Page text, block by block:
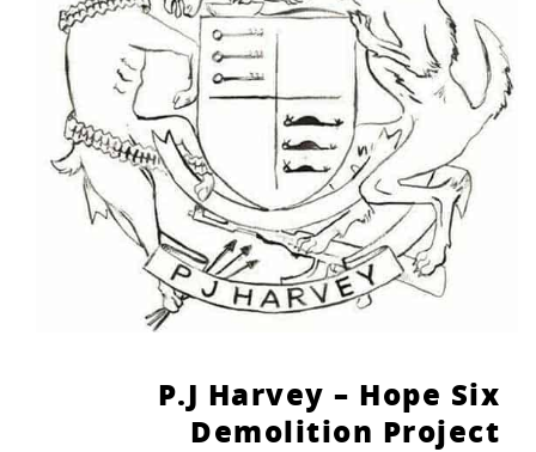
P.J Harvey – Hope Six
Demolition Project